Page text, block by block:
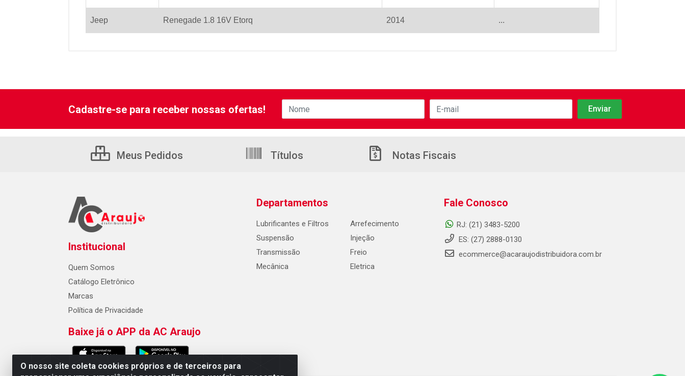
Jeep Renegade 1.8 16V Etorq 2014 ...
O nosso site coleta cookies próprios e de terceiros para
Cadastre-se para receber nossas ofertas!
Meus Pedidos Títulos Notas Fiscais
Institucional
Quem Somos
Catálogo Eletrônico
Marcas
Política de Privacidade
Baixe já o APP da AC Araujo
Departamentos
Lubrificantes e Filtros
Suspensão
Transmissão
Mecânica
Arrefecimento
Injeção
Freio
Eletrica
Fale Conosco
RJ: (21) 3483-5200
ES: (27) 2888-0130
ecommerce@acaraujodistribuidora.com.br